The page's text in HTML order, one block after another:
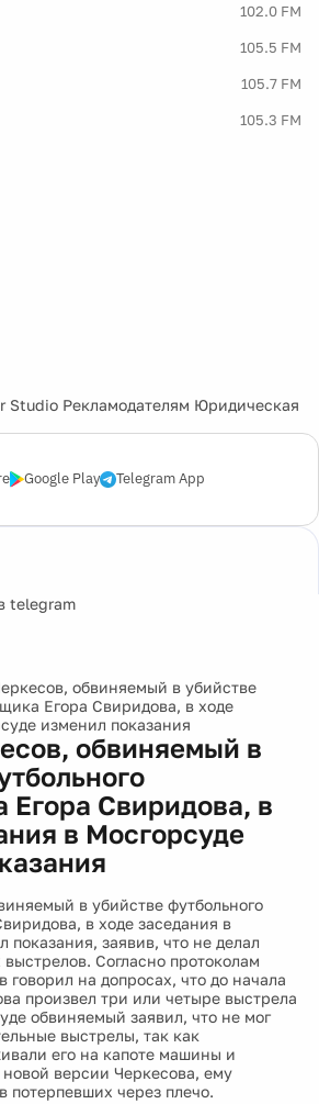
102.0 FM
105.5 FM
105.7 FM
105.3 FM
Studio Рекламодателям Юридическая
Google Play Telegram App
обвиняемый в убийстве
Егора Свиридова, в ходе
изменил показания
обвиняемый в
Егора Свиридова, в
в Мосгорсуде
в убийстве футбольного
в ходе заседания в
показания, заявив, что не делал
Согласно протоколам
говорил на допросах, что до начала
произвел три или четыре выстрела
обвиняемый заявил, что не мог
выстрелы, так как
его на капоте машины и
новой версии Черкесова, ему
потерпевших через плечо.